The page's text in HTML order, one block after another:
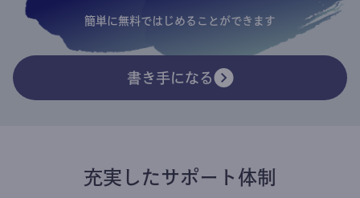
簡単に無料ではじめることができます
書き手になる
充実したサポート体制